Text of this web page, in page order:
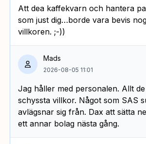
Att dea kaffekvarn och hantera
som just dig…borde vara bevis
villkoren. ;-))
Mads
2026-08-05 11:01
Jag håller med personalen. Allt
schyssta villkor. Något som SAS
avlägsnar sig från. Dax att sätta
ett annar bolag nästa gång.